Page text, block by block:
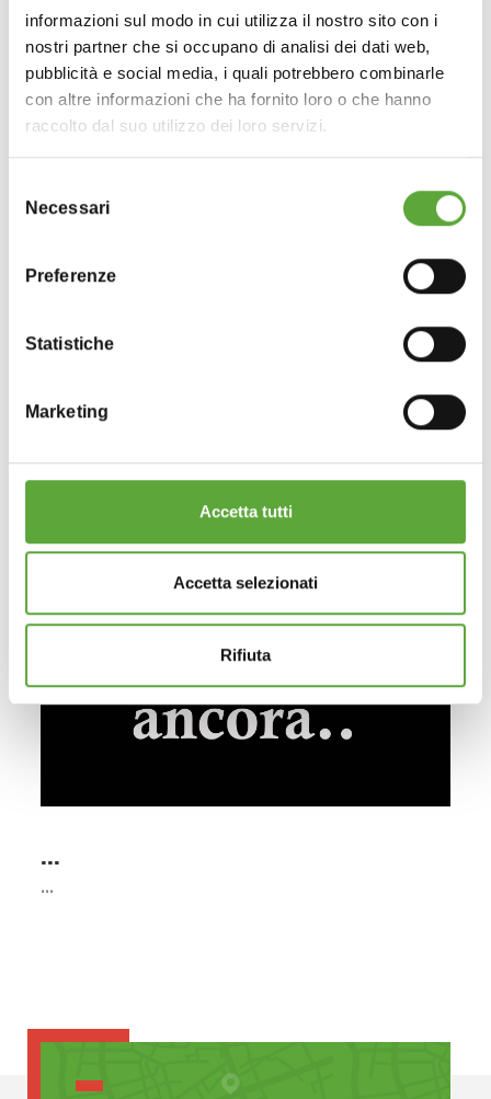
informazioni sul modo in cui utilizza il nostro sito con i
nostri partner che si occupano di analisi dei dati web,
pubblicità e social media, i quali potrebbero combinarle
con altre informazioni che ha fornito loro o che hanno
raccolto dal suo utilizzo dei loro servizi.
delNecessari
Preferenze
Statistiche
Marketing
Accetta tutti
Accetta selezionati
Rifiuta
Docker's
Menphis
...
...